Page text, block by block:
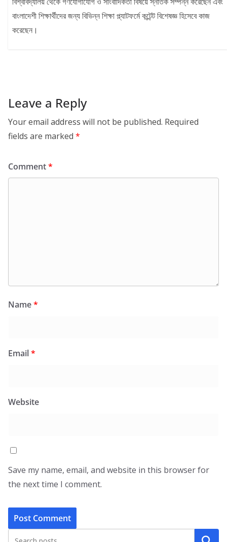
বাংলাদেশী শিক্ষার্থীদের জন্য বিভিন্ন শিক্ষা প্ল্যাটফর্মে কন্টেন্ট বিশেষজ্ঞ হিসেবে কাজ
করেছেন।
Leave a Reply
Your email address will not be published. Required
fields are marked *
Comment*
Name*
Email*
Website
Save my name, email, and website in this browser for
the next time I comment.